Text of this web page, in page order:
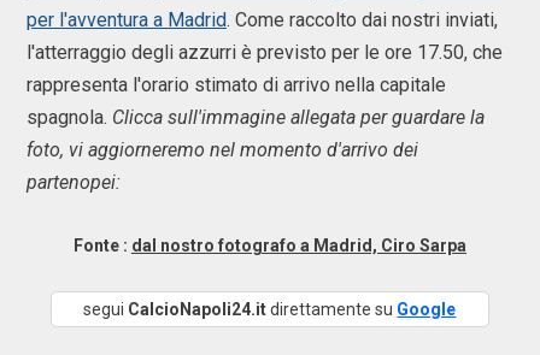
per l'avventura a Madrid. Come raccolto dai nostri inviati,
l'atterraggio degli azzurri è previsto per le ore 17.50, che
rappresenta l'orario stimato di arrivo nella capitale
spagnola. Clicca sull'immagine allegata per guardare la
foto, vi aggiorneremo nel momento d'arrivo dei
partenopei:
Fonte : dal nostro fotografo a Madrid, Ciro Sarpa
segui CalcioNapoli24.itdirettamente su Google